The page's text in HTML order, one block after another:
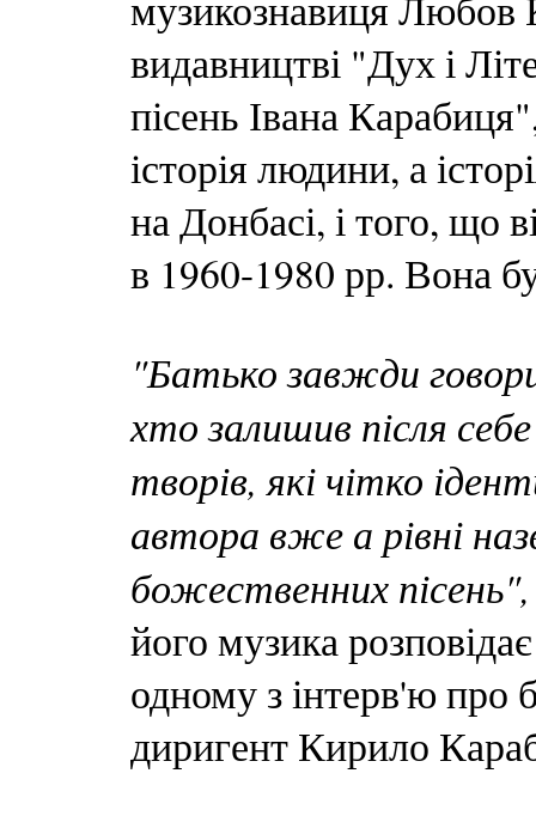
видавництві "Дух і
пісень Івана
історія людини, а
на Донбасі, і того, що
в 1960-1980 рр. Вона
"Батько завжди
хто залишив після
творів, які чітко
автора вже а рівні
божественних
його музика
одному з інтерв'ю про
диригент Кирило